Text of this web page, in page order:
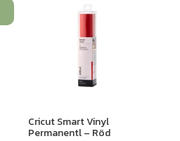
Cricut Smart Vinyl
Permanentl – Röd